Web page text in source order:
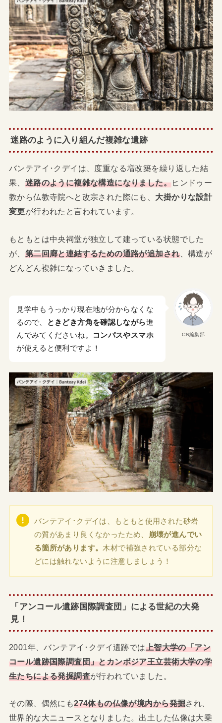
迷路のように入り組んだ複雑な遺跡
バンテアイ･クデイは、度重なる増改築を繰り返した結
果、 迷路のように複雑な構造になりました。 ヒンドゥー
教から仏教寺院へと改宗された際にも、 大掛かりな設計
変更が行われたと言われています。
もともとは中央祠堂が独立して建っている状態でした
が、 第二回廊と連結するための通路が追加され、構造が
どんどん複雑になっていきました。
CN編集部
見学中もうっかり現在地が分からなくな
るので、
ときどき方角を確認しながら進
んでみてくださいね。
コンパスやスマホ
が使えると便利ですよ！
バンテアイ･クデイは、もともと使用された砂岩
の質があまり良くなかったため、
崩壊が進んでい
る箇所があります。 木材で補強されている部分な
どには触れないように注意しましょう！
「アンコール遺跡国際調査団」による世紀の大発
見！
2001年、バンテアイ･クデイ遺跡では上智大学の「アン
コール遺跡国際調査団」とカンボジア王立芸術大学の学
生たちによる発掘調査が行われていました。
その際、偶然にも274体もの仏像が境内から発掘され、
世界的な大ニュースとなりました。出土した仏像は大乗